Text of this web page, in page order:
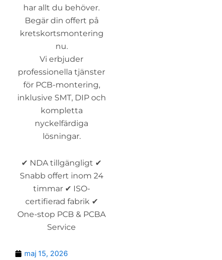
har allt du behöver.
Begär din offert på
kretskortsmontering
nu.
Vi erbjuder
professionella tjänster
för PCB-montering,
inklusive SMT, DIP och
kompletta
nyckelfärdiga
lösningar.
✔ NDA tillgängligt ✔
Snabb offert inom 24
timmar ✔ ISO-
certifierad fabrik ✔
One-stop PCB & PCBA
Service
maj 15, 2026